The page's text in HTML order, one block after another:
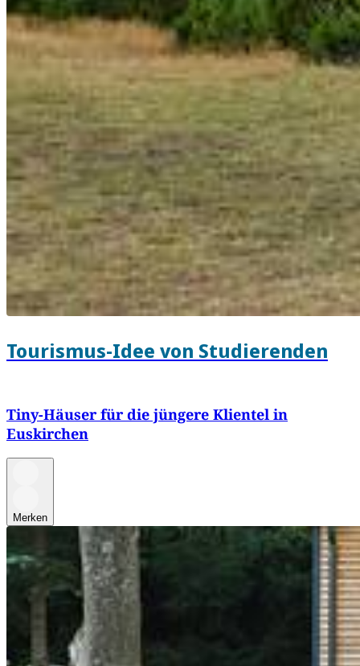
Tourismus-Idee von Studierenden
Tiny-Häuser für die jüngere Klientel in
Euskirchen
Merken